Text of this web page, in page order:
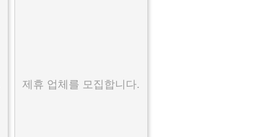
제휴 업체를 모집합니다.